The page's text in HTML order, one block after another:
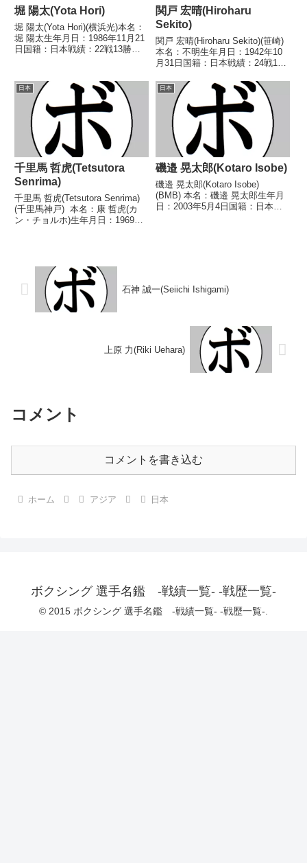
堀 陽太(Yota Hori)
堀 陽太(Yota Hori)(横浜光)本名：
堀 陽太生年月日：1986年11月21
日国籍：日本戦績：22戦13勝
ライ級優勝(アマチュア)2010年度
東日本フライ級新人王20...
関戸 宏晴(Hiroharu
Sekito)
関戸 宏晴(Hiroharu Sekito)(笹崎)
本名：不明生年月日：1942年10
月31日国籍：日本戦績：24戦19
1961年度全日本ライト級新人王
1962年度チャンピオンスカウトA
級トーナメントライト級...
日本
千里馬 哲虎(Tetsutora
Senrima)
千里馬 哲虎(Tetsutora Senrima)
(千里馬神戸) 本名：康 哲虎(カ
ン・チョルホ)生年月日：1969年4
日本
磯邉 晃太郎(Kotaro Isobe)
磯邉 晃太郎(Kotaro Isobe)
(BMB) 本名：磯邉 晃太郎生年月
日：2003年5月4日国籍：日本戦
石神 誠一(Seiichi Ishigami)
上原 力(Riki Uehara)
コメント
コメントを書き込む
ホーム アジア 日本
ボクシング 選手名鑑 -戦績一覧- -戦歴一覧-
© 2015 ボクシング 選手名鑑 -戦績一覧- -戦歴一覧-.